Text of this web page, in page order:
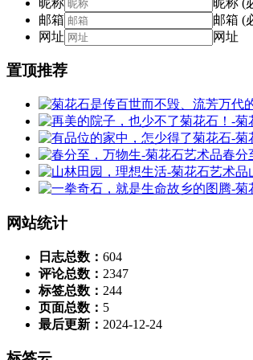
邮箱
邮箱 (
网址
网址
置顶推荐
春分
网站统计
日志总数： 604
评论总数： 2347
标签总数： 244
页面总数： 5
最后更新： 2024-12-24